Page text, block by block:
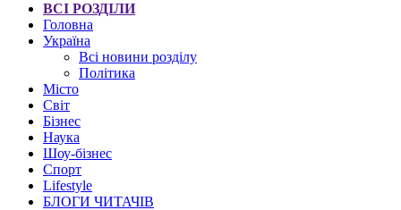
ВСІ РОЗДІЛИ
Головна
Україна
Всі новини розділу
Політика
Місто
Світ
Бізнес
Наука
Шоу-бізнес
Спорт
Lifestyle
БЛОГИ ЧИТАЧІВ